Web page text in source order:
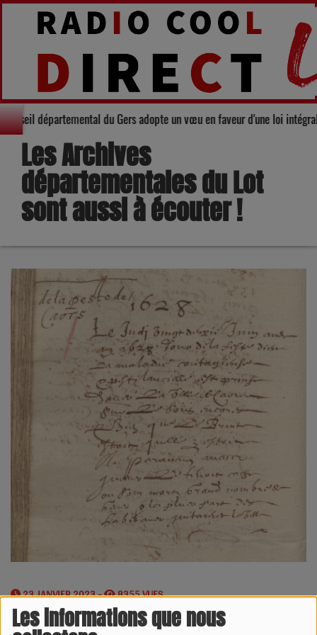
Les informations que nous
: Le Conseil départemental du Gers adopte un vœu en faveur d'une
Les Archives
départementales du Lot
sont aussi à écouter !
23 JANVIER 2023 - 8355 VUES